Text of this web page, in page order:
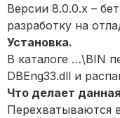
Версии 8.0.0.x –
разработку на
Установка.
В каталоге …\BIN
DBEng33.dll и
Что делает
Перехватываются